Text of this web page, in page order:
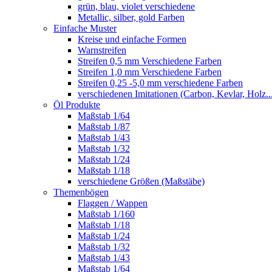
grün, blau, violet verschiedene
Metallic, silber, gold Farben
Einfache Muster
Kreise und einfache Formen
Warnstreifen
Streifen 0,5 mm Verschiedene Farben
Streifen 1,0 mm Verschiedene Farben
Streifen 0,25 -5,0 mm verschiedene Farben
verschiedenen Imitationen (Carbon, Kevlar,
Öl Produkte
Maßstab 1/64
Maßstab 1/87
Maßstab 1/43
Maßstab 1/32
Maßstab 1/24
Maßstab 1/18
verschiedene Größen (Maßstäbe)
Themenbögen
Flaggen / Wappen
Maßstab 1/160
Maßstab 1/18
Maßstab 1/24
Maßstab 1/32
Maßstab 1/43
Maßstab 1/64